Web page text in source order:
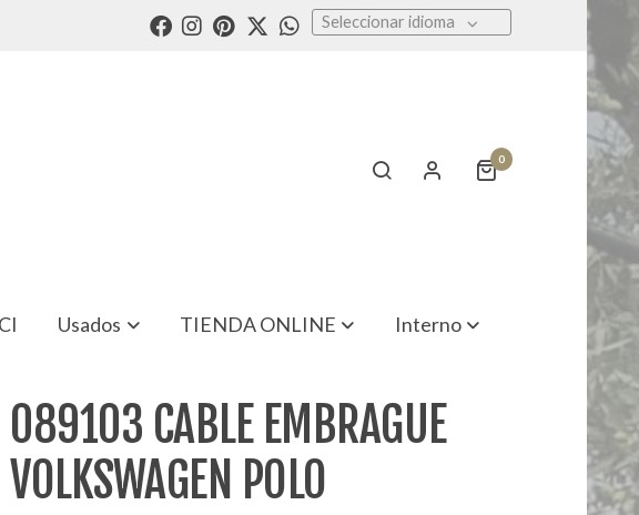
Seleccionar idioma
0
Usados TIENDA ONLINE Interno
089103 CABLE EMBRAGUE
VOLKSWAGEN POLO